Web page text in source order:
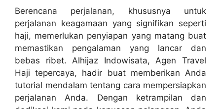
Berencana perjalanan, khususnya untuk
perjalanan keagamaan yang signifikan seperti
haji, memerlukan penyiapan yang matang buat
memastikan pengalaman yang lancar dan
bebas ribet. Alhijaz Indowisata, Agen Travel
Haji tepercaya, hadir buat memberikan Anda
tutorial mendalam tentang cara mempersiapkan
perjalanan Anda. Dengan ketrampilan dan